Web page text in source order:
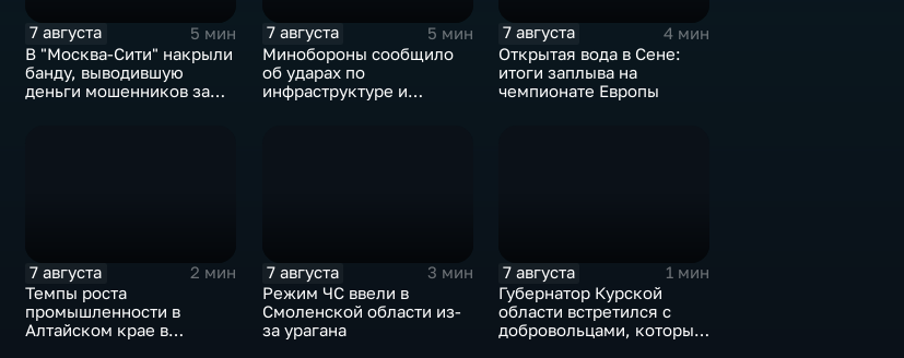
7 августа
5 мин
В "Москва‑Сити" накрыли
банду, выводившую
деньги мошенников за
7 августа
5 мин
Минобороны сообщило
об ударах по
инфраструктуре и
7 августа
4 мин
Открытая вода в Сене:
итоги заплыва на
чемпионате Европы
7 августа
2 мин
Темпы роста
промышленности в
Алтайском крае в
7 августа
3 мин
Режим ЧС ввели в
Смоленской области из-
за урагана
7 августа
1 мин
Губернатор Курской
области встретился с
добровольцами, которые